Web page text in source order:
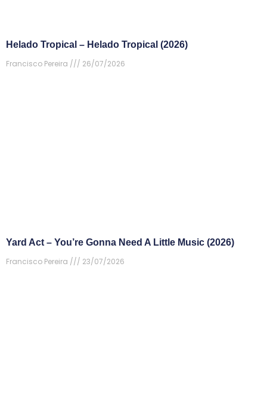
Helado Tropical – Helado Tropical (2026)
Francisco Pereira
26/07/2026
Yard Act – You’re Gonna Need A Little Music (2026)
Francisco Pereira
23/07/2026